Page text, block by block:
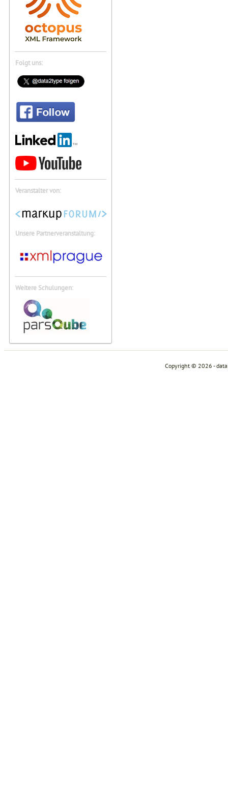
Folgt uns:
Veranstalter von:
Unsere Partnerveranstaltung:
Weitere Schulungen:
Copyright © 2026 -